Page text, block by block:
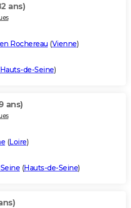
ans)
Rochereau (Vienne)
Hauts-de-Seine)
ans)
(Loire)
(Hauts-de-Seine)